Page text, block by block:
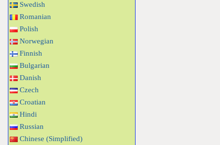
Swedish
Romanian
Polish
Norwegian
Finnish
Bulgarian
Danish
Czech
Croatian
Hindi
Russian
Chinese (Simplified)